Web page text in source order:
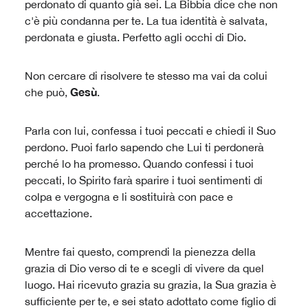
perdonato di quanto già sei. La Bibbia dice che non
c'è più condanna per te. La tua identità è salvata,
perdonata e giusta. Perfetto agli occhi di Dio.
Non cercare di risolvere te stesso ma vai da colui
che può, Gesù.
Parla con lui, confessa i tuoi peccati e chiedi il Suo
perdono. Puoi farlo sapendo che Lui ti perdonerà
perché lo ha promesso. Quando confessi i tuoi
peccati, lo Spirito farà sparire i tuoi sentimenti di
colpa e vergogna e li sostituirà con pace e
accettazione.
Mentre fai questo, comprendi la pienezza della
grazia di Dio verso di te e scegli di vivere da quel
luogo. Hai ricevuto grazia su grazia, la Sua grazia è
sufficiente per te, e sei stato adottato come figlio di